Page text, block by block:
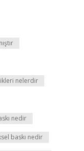
nelerdir
nedir
baskı nedir